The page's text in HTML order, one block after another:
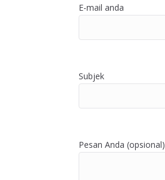
E-mail anda
Subjek
Pesan Anda (opsional)